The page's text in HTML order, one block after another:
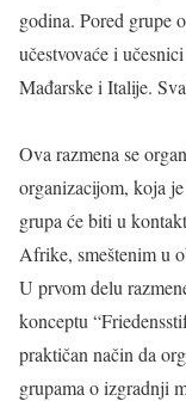
godina. Pored grupe
učestvovaće i
Mađarske i Italije.
Ova razmena se
organizacijom, koja
grupa će biti u
Afrike, smeštenim u
U prvom delu
konceptu
praktičan način da
grupama o izgradnji